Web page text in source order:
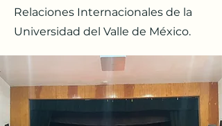
Relaciones Internacionales de la
Universidad del Valle de México.